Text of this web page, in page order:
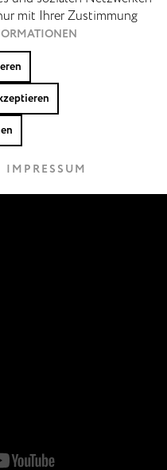
mit Ihrer Zustimmung
IMPRESSUM